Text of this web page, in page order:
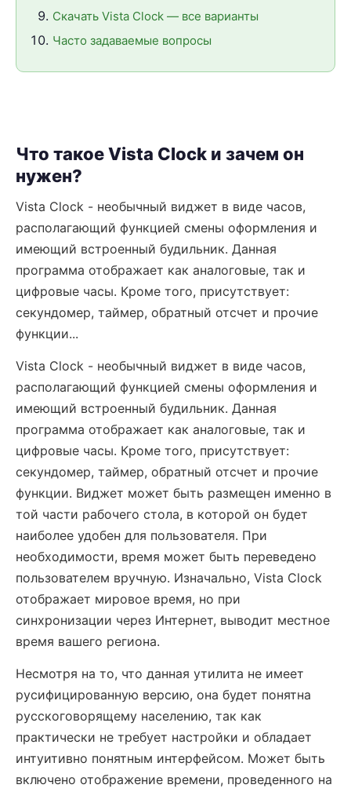
Скачать Vista Clock — все варианты
Часто задаваемые вопросы
Что такое Vista Clock и зачем он
нужен?
Vista Clock - необычный виджет в виде часов,
располагающий функцией смены оформления и
имеющий встроенный будильник. Данная
программа отображает как аналоговые, так и
цифровые часы. Кроме того, присутствует:
секундомер, таймер, обратный отсчет и прочие
функции...
Vista Clock - необычный виджет в виде часов,
располагающий функцией смены оформления и
имеющий встроенный будильник. Данная
программа отображает как аналоговые, так и
цифровые часы. Кроме того, присутствует:
секундомер, таймер, обратный отсчет и прочие
функции. Виджет может быть размещен именно в
той части рабочего стола, в которой он будет
наиболее удобен для пользователя. При
необходимости, время может быть переведено
пользователем вручную. Изначально, Vista Clock
отображает мировое время, но при
синхронизации через Интернет, выводит местное
время вашего региона.
Несмотря на то, что данная утилита не имеет
русифицированную версию, она будет понятна
русскоговорящему населению, так как
практически не требует настройки и обладает
интуитивно понятным интерфейсом. Может быть
включено отображение времени, проведенного на